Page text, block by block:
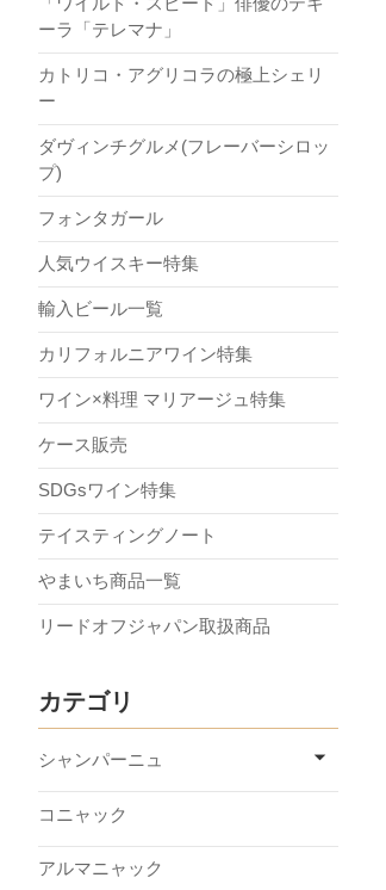
ーラ「テレマナ」
カトリコ・アグリコラの極上シェリ
ー
ダヴィンチグルメ(フレーバーシロッ
プ)
フォンタガール
人気ウイスキー特集
輸入ビール一覧
カリフォルニアワイン特集
ワイン×料理 マリアージュ特集
ケース販売
SDGsワイン特集
テイスティングノート
やまいち商品一覧
リードオフジャパン取扱商品
カテゴリ
シャンパーニュ
コニャック
アルマニャック